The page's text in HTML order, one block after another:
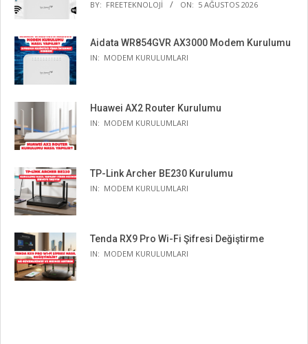
BY: FREETEKNOLOJI ON: 5 AĞUSTOS 2026
Aidata WR854GVR AX3000 Modem Kurulumu
IN: MODEM KURULUMLARI
Huawei AX2 Router Kurulumu
IN: MODEM KURULUMLARI
TP-Link Archer BE230 Kurulumu
IN: MODEM KURULUMLARI
Tenda RX9 Pro Wi-Fi Şifresi Değiştirme
IN: MODEM KURULUMLARI